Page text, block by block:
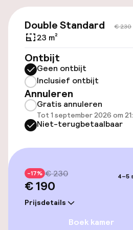
(buiten)
PLN 60,00 per dag
Oplaadpunt
locatie
Luchthavenshuttle
Transferservice
Gratis wifi
€ 230
Double Standard
23 m²
Ontbijt
Geen ontbijt
Inclusief ontbijt
Annuleren
Gratis annuleren
Tot 1 september 2026 om
Niet-terugbetaalbaar
-17% € 230
€ 190
Prijsdetails
4–5
Boek kamer